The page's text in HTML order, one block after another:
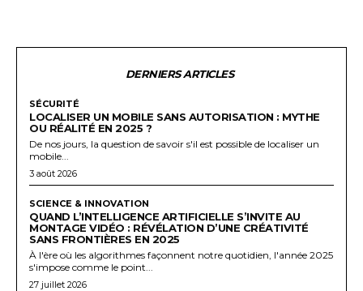
DERNIERS ARTICLES
SÉCURITÉ
LOCALISER UN MOBILE SANS AUTORISATION : MYTHE
OU RÉALITÉ EN 2025 ?
De nos jours, la question de savoir s'il est possible de localiser un
mobile...
3 août 2026
SCIENCE & INNOVATION
QUAND L’INTELLIGENCE ARTIFICIELLE S’INVITE AU
MONTAGE VIDÉO : RÉVÉLATION D’UNE CRÉATIVITÉ
SANS FRONTIÈRES EN 2025
À l'ère où les algorithmes façonnent notre quotidien, l'année 2025
s'impose comme le point...
27 juillet 2026